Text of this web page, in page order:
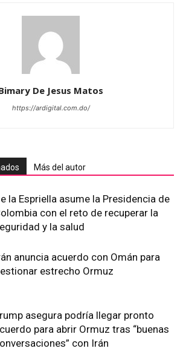
De Jesus Matos
https://ardigital.com.do/
Más del autor
la Espriella asume la Presidencia de
con el reto de recuperar la
y la salud
anuncia acuerdo con Omán para
estrecho Ormuz
asegura podría llegar pronto
para abrir Ormuz tras “buenas
con Irán